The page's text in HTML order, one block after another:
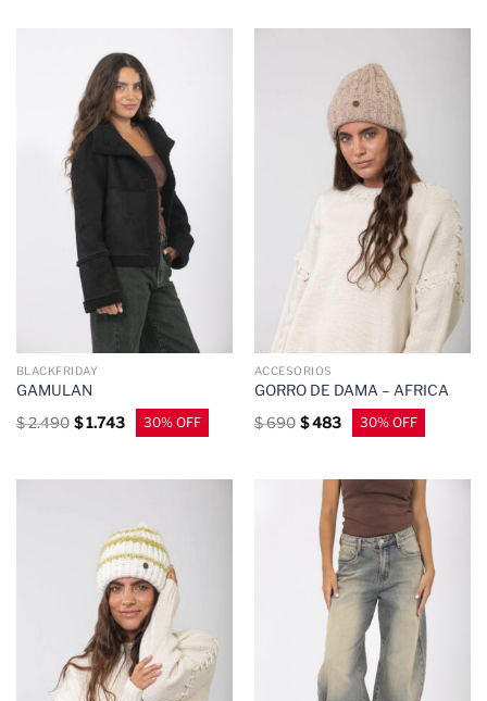
BLACKFRIDAY
GAMULAN
$2.490 $1.743
ACCESORIOS
GORRO DE DAMA – AFRICA
$690 $483